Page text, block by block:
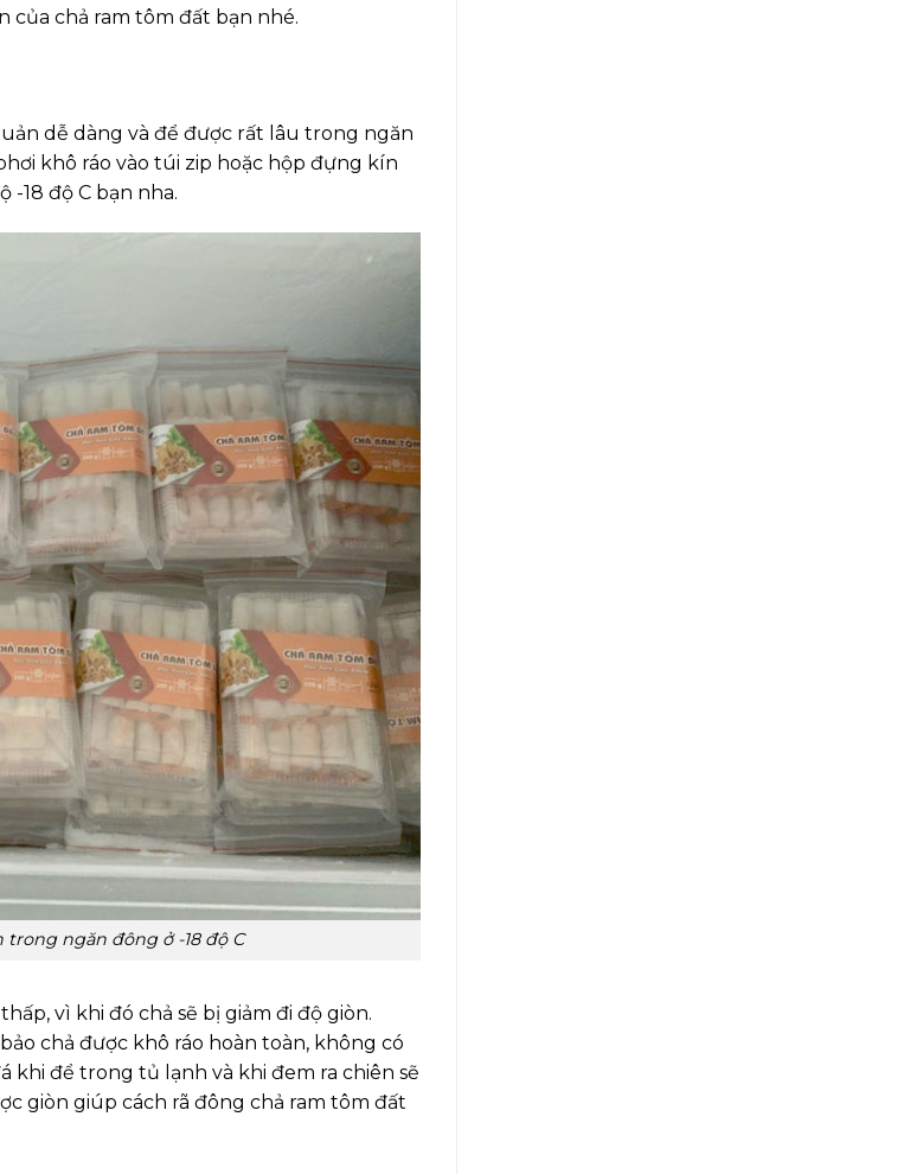
của chả ram tôm đất bạn nhé.
dễ dàng và để được rất lâu trong ngăn
khô ráo vào túi zip hoặc hộp đựng kín
-18 độ C bạn nha.
ngăn đông ở -18 độ C
vì khi đó chả sẽ bị giảm đi độ giòn.
chả được khô ráo hoàn toàn, không có
khi để trong tủ lạnh và khi đem ra chiên sẽ
giòn giúp cách rã đông chả ram tôm đất